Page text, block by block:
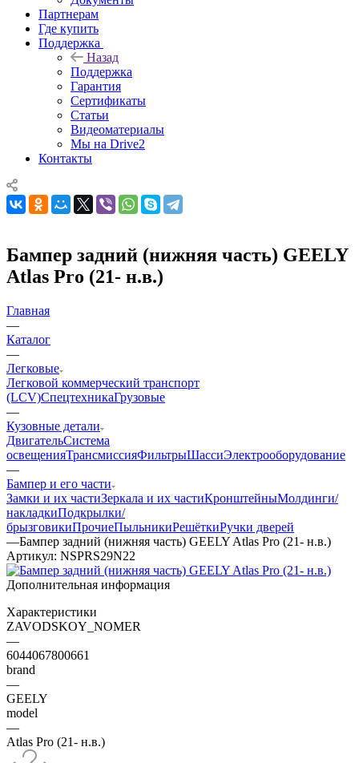
Партнерам
Где купить
Поддержка
Назад
Поддержка
Гарантия
Сертификаты
Статьи
Видеоматериалы
Мы на Drive2
Контакты
Бампер задний (нижняя часть) GEELY
Atlas Pro (21- н.в.)
Главная
—
Каталог
—
Легковые
Легковой коммерческий транспорт
(LCV)СпецтехникаГрузовые
—
Кузовные детали
ДвигательСистема
освещенияТрансмиссияФильтрыШассиЭлектрооборудование
—
Бампер и его части
Замки и их частиЗеркала и их частиКронштейныМолдинги/
накладкиПодкрылки/
брызговикиПрочиеПыльникиРешёткиРучки дверей
—Бампер задний (нижняя часть) GEELY Atlas Pro (21- н.в.)
Артикул: NSPRS29N22
Дополнительная информация
Характеристики
ZAVODSKOY_NOMER
—
6044067800661
brand
—
GEELY
model
—
Atlas Pro (21- н.в.)